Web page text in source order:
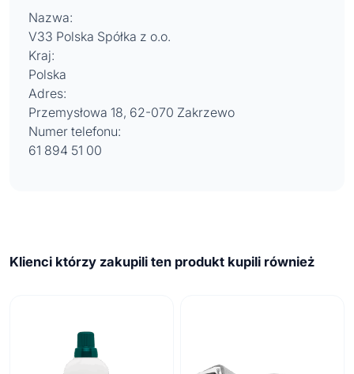
Nazwa:
V33 Polska Spółka z o.o.
Kraj:
Polska
Adres:
Przemysłowa 18, 62-070 Zakrzewo
Numer telefonu:
61 894 51 00
Klienci którzy zakupili ten produkt kupili również